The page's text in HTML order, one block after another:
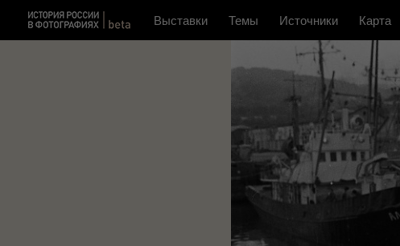
Выставки Темы Источники Карта